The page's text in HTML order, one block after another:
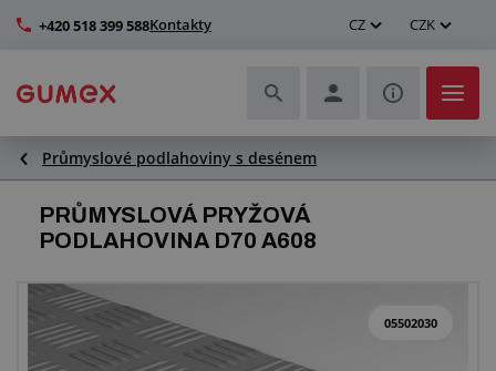
+420 518 399 588Kontakty CZ CZK
Hadice a jejich kompletace
Profily a výroba těsnění
Technické plasty
Dopravníkové pásy a montáž
Průmyslové podlahoviny s desénem
PRŮMYSLOVÁ PRYŽOVÁ
PODLAHOVINA D70 A608
05502030